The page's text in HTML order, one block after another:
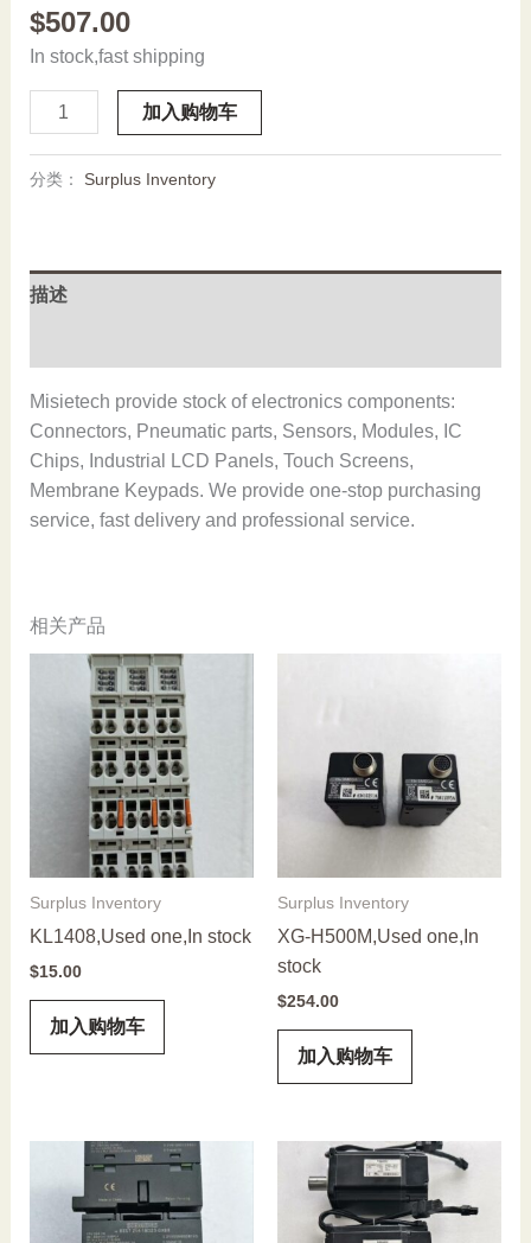
$507.00
In stock,fast shipping
CDPX-
X-
W-
one,In
量
加入购物车
分类： Surplus Inventory
描述
Misietech provide stock of electronics components:
Connectors, Pneumatic parts, Sensors, Modules, IC
Chips, Industrial LCD Panels, Touch Screens,
Membrane Keypads. We provide one-stop purchasing
service, fast delivery and professional service.
相关产品
Surplus Inventory
KL1408,Used one,In stock
$15.00
加入购物车
Surplus Inventory
XG-H500M,Used one,In
stock
$254.00
加入购物车